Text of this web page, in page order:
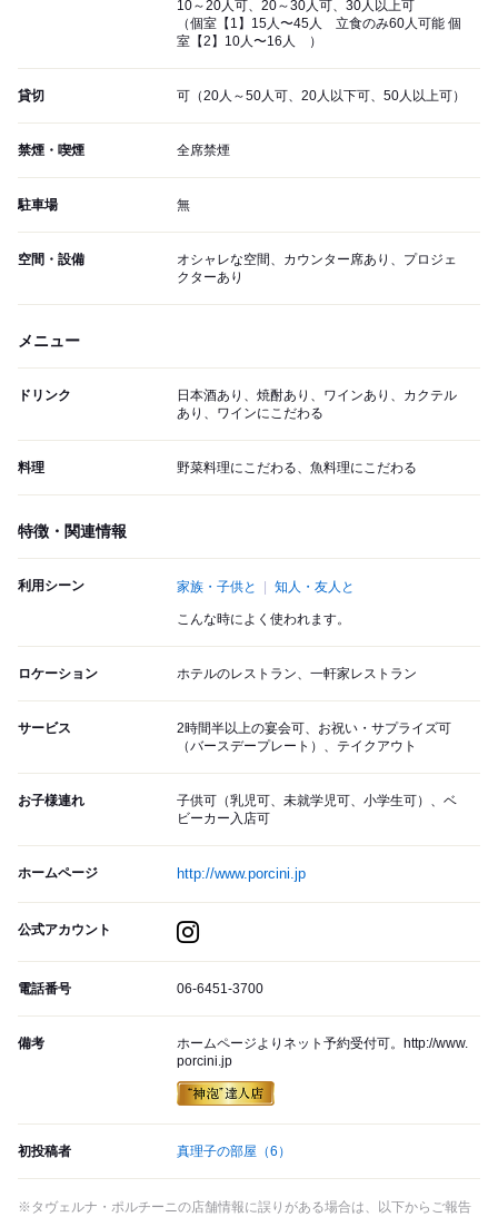
10～20人可、20～30人可、30人以上可
（個室【1】15人〜45人 立食のみ60人可能 個
室【2】10人〜16人 ）
貸切 可（20人～50人可、20人以下可、50人以上可）
禁煙・喫煙 全席禁煙
駐車場 無
空間・設備
オシャレな空間、カウンター席あり、プロジェ
クターあり
メニュー
ドリンク
日本酒あり、焼酎あり、ワインあり、カクテル
あり、ワインにこだわる
料理 野菜料理にこだわる、魚料理にこだわる
特徴・関連情報
利用シーン 家族・子供と 知人・友人と
こんな時によく使われます。
ロケーション ホテルのレストラン、一軒家レストラン
サービス
2時間半以上の宴会可、お祝い・サプライズ可
（バースデープレート）、テイクアウト
お子様連れ
子供可（乳児可、未就学児可、小学生可）、ベ
ビーカー入店可
ホームページ http://www.porcini.jp
公式アカウント
電話番号 06-6451-3700
備考
ホームページよりネット予約受付可。http://www.
porcini.jp
初投稿者 真理子の部屋 （6）
※タヴェルナ・ポルチーニの店舗情報に誤りがある場合は、以下からご報告